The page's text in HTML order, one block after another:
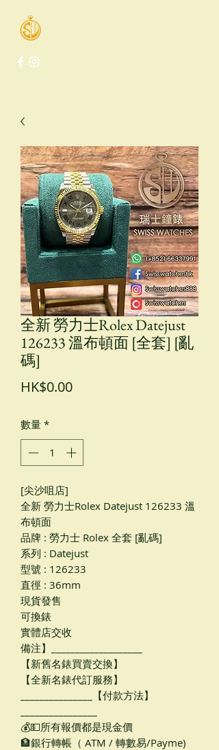
全新 勞力士Rolex Datejust
126233 溫布頓面 [全套] [亂
碼]
HK$0.00價
數量 *
[尖沙咀店]
全新 勞力士Rolex Datejust 126233 溫
布頓面
品牌 : 勞力士 Rolex 全套 [亂碼]
系列 : Datejust
型號 : 126233
直徑 : 36mm
現貨發售
可換錶
實體店交收
備注】___________________
【新舊名錶買賣交換】
【全新名錶代訂服務】
_______________【付款方法】
💰💵所有報價都是現金價
🏦銀行轉帳（ ATM / 轉數易/Payme)